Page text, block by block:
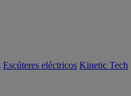
Escúteres eléctricos Kinetic Tech